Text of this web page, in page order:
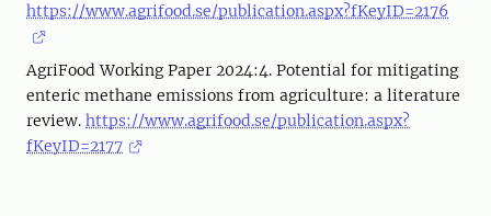
https://www.agrifood.se/publication.aspx?fKeyID=2176
AgriFood Working Paper 2024:4. Potential for mitigating
enteric methane emissions from agriculture: a literature
review. https://www.agrifood.se/publication.aspx?
fKeyID=2177